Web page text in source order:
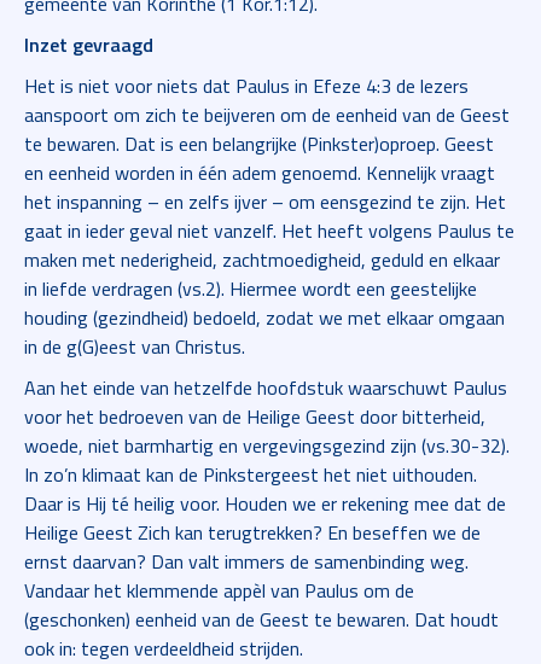
Inzet gevraagd
Het is niet voor niets dat Paulus in Efeze 4:3 de lezers
aanspoort om zich te beijveren om de eenheid van de Geest
te bewaren. Dat is een belangrijke (Pinkster)oproep. Geest
en eenheid worden in één adem genoemd. Kennelijk vraagt
het inspanning – en zelfs ijver – om eensgezind te zijn. Het
gaat in ieder geval niet vanzelf. Het heeft volgens Paulus te
maken met nederigheid, zachtmoedigheid, geduld en elkaar
in liefde verdragen (vs.2). Hiermee wordt een geestelijke
houding (gezindheid) bedoeld, zodat we met elkaar omgaan
in de g(G)eest van Christus.
Aan het einde van hetzelfde hoofdstuk waarschuwt Paulus
voor het bedroeven van de Heilige Geest door bitterheid,
woede, niet barmhartig en vergevingsgezind zijn (vs.30-32).
In zo’n klimaat kan de Pinkstergeest het niet uithouden.
Daar is Hij té heilig voor. Houden we er rekening mee dat de
Heilige Geest Zich kan terugtrekken? En beseffen we de
ernst daarvan? Dan valt immers de samenbinding weg.
Vandaar het klemmende appèl van Paulus om de
(geschonken) eenheid van de Geest te bewaren. Dat houdt
ook in: tegen verdeeldheid strijden.